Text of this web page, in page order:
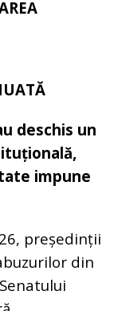
deschis un
impune
președinții
din